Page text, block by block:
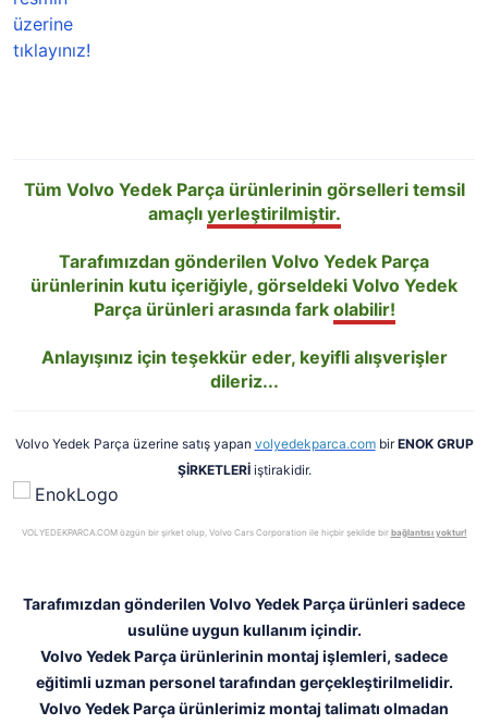
Tüm Volvo Yedek Parça ürünlerinin görselleri temsil
amaçlı yerleştirilmiştir.
Tarafımızdan gönderilen Volvo Yedek Parça
ürünlerinin kutu içeriğiyle, görseldeki Volvo Yedek
Parça ürünleri arasında fark olabilir!
Anlayışınız için teşekkür eder, keyifli alışverişler
dileriz...
Volvo Yedek Parça üzerine satış yapan volyedekparca.combirENOK GRUP
ŞİRKETLERİiştirakidir.
VOLYEDEKPARCA.COM özgün bir şirket olup, Volvo Cars Corporation ile hiçbir şekilde bir bağlantısı yoktur!
Tarafımızdan gönderilen Volvo Yedek Parça ürünleri sadece
usulüne uygun kullanım içindir.
Volvo Yedek Parça ürünlerinin montaj işlemleri, sadece
eğitimli uzman personel tarafından gerçekleştirilmelidir.
Volvo Yedek Parça ürünlerimiz montaj talimatı olmadan